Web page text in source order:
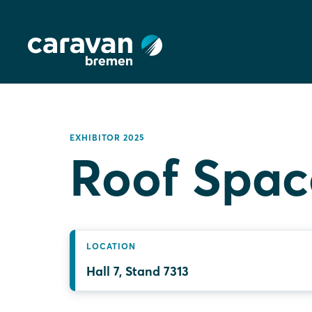
EXHIBITOR 2025
Roof
LOCATION
Hall 7, Stand 7313